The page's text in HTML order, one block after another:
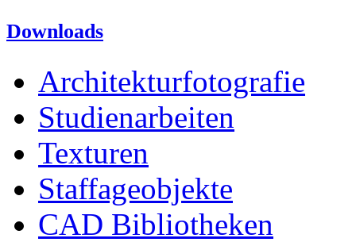
Downloads
Architekturfotografie
Studienarbeiten
Texturen
Staffageobjekte
CAD Bibliotheken